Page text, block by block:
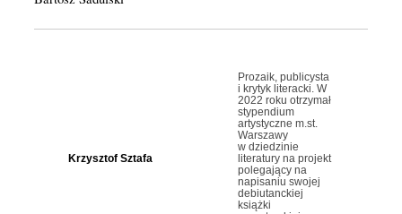
Krzysztof Sztafa
Prozaik, publicysta
i krytyk literacki. W
2022 roku otrzymał
stypendium
artystyczne m.st.
Warszawy
w dziedzinie
literatury na projekt
polegający na
napisaniu swojej
debiutanckiej
książki